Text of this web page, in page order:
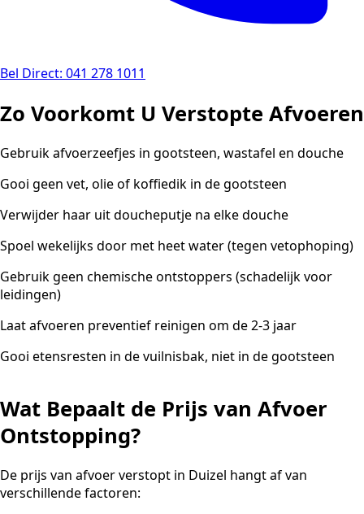
Bel Direct: 041 278 1011
Zo Voorkomt U Verstopte Afvoeren
Gebruik afvoerzeefjes in gootsteen, wastafel en douche
Gooi geen vet, olie of koffiedik in de gootsteen
Verwijder haar uit doucheputje na elke douche
Spoel wekelijks door met heet water (tegen vetophoping)
Gebruik geen chemische ontstoppers (schadelijk voor
leidingen)
Laat afvoeren preventief reinigen om de 2-3 jaar
Gooi etensresten in de vuilnisbak, niet in de gootsteen
Wat Bepaalt de Prijs van Afvoer
Ontstopping?
De prijs van afvoer verstopt in Duizel hangt af van
verschillende factoren: